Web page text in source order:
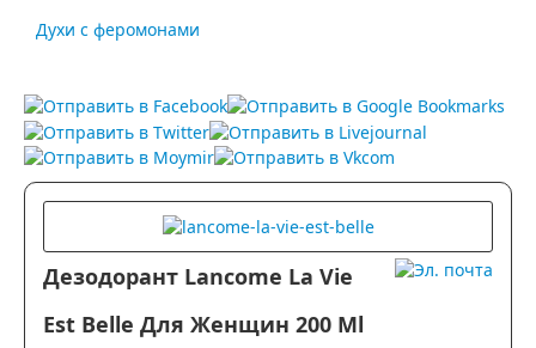
Что уж там ни говори, а лето - это особая пора. Его ждут с
Духи с феромонами
Уже давно известно, что людей в первую очередь
привлекает запах и лишь потом сама его…
Дезодорант Lancome La Vie
Est Belle Для Женщин 200 Ml